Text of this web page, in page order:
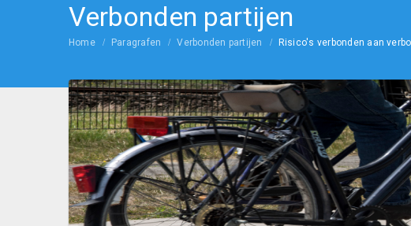
Verbonden partijen
Home Paragrafen Verbonden partijen Risico's verbonden aan